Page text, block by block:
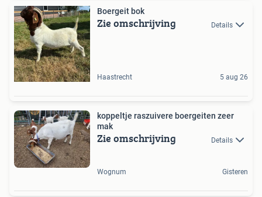
Boergeit bok
Zie omschrijving Details
Haastrecht 5 aug 26
koppeltje raszuivere boergeiten zeer
mak
Zie omschrijving Details
Wognum Gisteren